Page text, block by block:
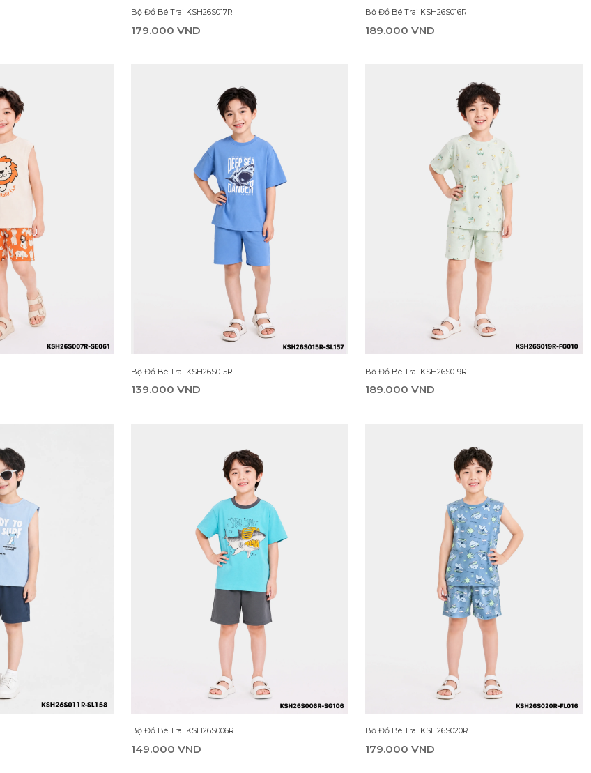
Bộ Đồ Bé Trai KSH26S017R
179.000 VND
Bộ Đồ Bé Trai KSH26S016R
189.000 VND
Bộ Đồ Bé Trai KSH26S015R
139.000 VND
Bộ Đồ Bé Trai KSH26S019R
189.000 VND
Bộ Đồ Bé Trai KSH26S006R
149.000 VND
Bộ Đồ Bé Trai KSH26S020R
179.000 VND